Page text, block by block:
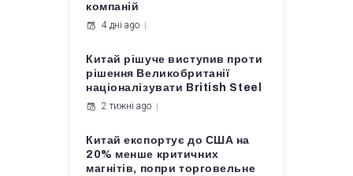
компаній
4 дні ago
Китай рішуче виступив проти
рішення Великобританії
націоналізувати British Steel
2 тижні ago
Китай експортує до США на
20% менше критичних
магнітів, попри торговельне